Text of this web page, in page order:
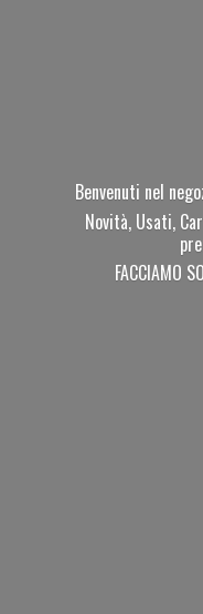
Benvenuti nel
Novità, Usati,
FACCIAMO